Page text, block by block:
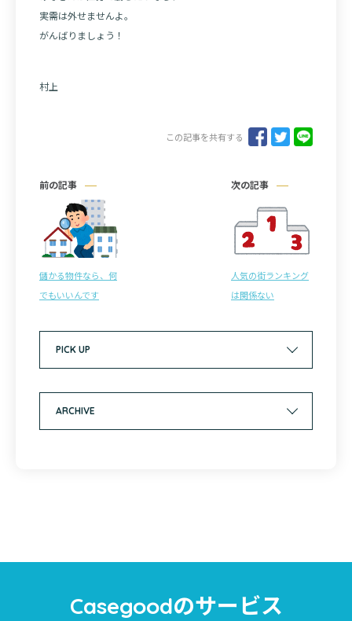
実需は外せませんよ。
がんばりましょう！
村上
この記事を共有する
前の記事
儲かる物件なら、何
でもいいんです
次の記事
人気の街ランキング
は関係ない
PICK UP
ARCHIVE
Casegoodのサービス